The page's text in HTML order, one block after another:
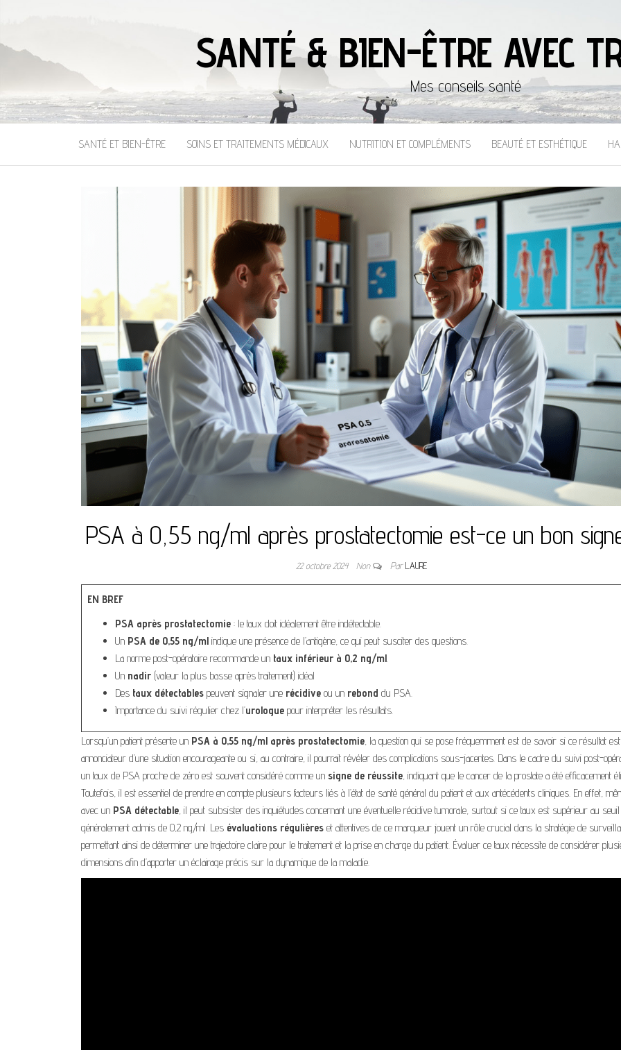
SANTÉ & BIEN-ÊTRE AVEC
Mes conseils santé
SANTÉ ET BIEN-ÊTRE SOINS ET TRAITEMENTS MÉDICAUX NUTRITION ET COMPLÉMENTS BEAUTÉ ET ESTHÉTIQUE
PSA à 0,55 ng/ml après prostatectomie est-ce un bon
22 octobre 2024 Non ParLAURE
EN BREF
PSA après prostatectomie : le taux doit idéalement être indétectable.
Un PSA de 0,55 ng/ml indique une présence de l’antigène, ce qui peut susciter des questions.
La norme post-opératoire recommande un taux inférieur à 0,2 ng/ml
Un nadir (valeur la plus basse après traitement) idéal
Des taux détectables peuvent signaler une récidive ou un rebond du PSA.
Importance du suivi régulier chez l’urologue pour interpréter les résultats.
Lorsqu’un patient présente un PSA à 0,55 ng/ml après prostatectomie , la question qui se pose fréquemment est de savoir si ce résultat est
annonciateur d’une situation encourageante ou si, au contraire, il pourrait révéler des complications sous-jacentes. Dans le cadre du suivi post-
un taux de PSA proche de zéro est souvent considéré comme un signe de réussite , indiquant que le cancer de la prostate a été efficacement
Toutefois, il est essentiel de prendre en compte plusieurs facteurs liés à l’état de santé général du patient et aux antécédents cliniques. En effet,
avec un PSA détectable , il peut subsister des inquiétudes concernant une éventuelle récidive tumorale, surtout si ce taux est supérieur au seuil
généralement admis de 0,2 ng/ml. Les évaluations régulières et attentives de ce marqueur jouent un rôle crucial dans la stratégie de
permettant ainsi de déterminer une trajectoire claire pour le traitement et la prise en charge du patient. Évaluer ce taux nécessite de considérer
dimensions afin d’apporter un éclairage précis sur la dynamique de la maladie.